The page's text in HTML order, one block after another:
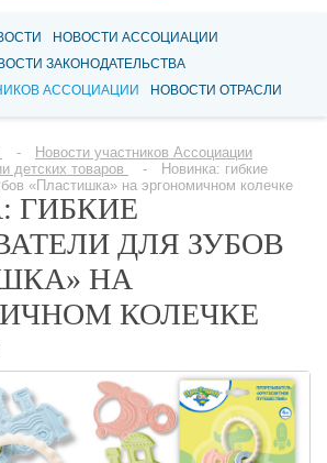
НОВОСТИ АССОЦИАЦИИ
ЗАКОНОДАТЕЛЬСТВА
АССОЦИАЦИИ
НОВОСТИ ОТРАСЛИ
Новости участников Ассоциации
детских товаров
Новинка: гибкие
«Пластишка» на эргономичном колечке
ГИБКИЕ
ДЛЯ ЗУБОВ
НА
КОЛЕЧКЕ